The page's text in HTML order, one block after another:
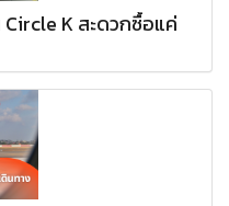
K สะดวกซื้อแค่